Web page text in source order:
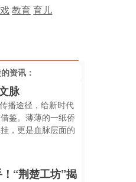
教育育儿
的资讯：
脉
播途径，给新时代
鉴。薄薄的一纸侨
，更是血脉层面的
“荆楚工坊”揭